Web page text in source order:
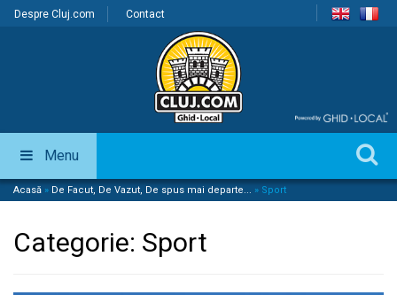
Despre Cluj.com Contact
Menu
Acasă » De Facut, De Vazut, De spus mai departe... » Sport
Categorie: Sport